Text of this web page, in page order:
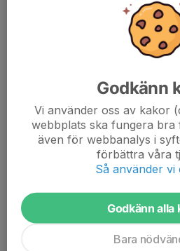
1 aug 2025
Hejsan!
Hoppas alla haft en fin sommar
innebandyn drar igång igen =)
Vi är många föreningar och lag som
gäller dessa dagar/tider för...
Godkänn
Vi använder oss av kakor
webbplats ska fungera bra
även för webbanalys i
förbättra våra
Så använder vi
Godkänn alla
Bara